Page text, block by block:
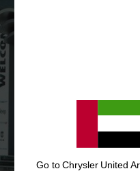
Go to Chrysler United